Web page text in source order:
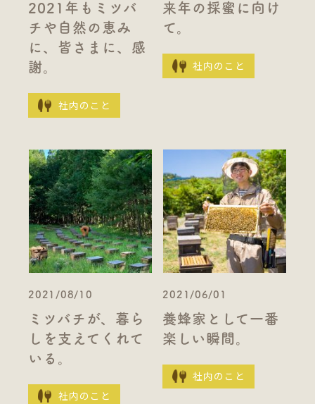
2021年もミツバ
チや自然の恵み
に、皆さまに、感
謝。
社内のこと
来年の採蜜に向け
て。
社内のこと
2021/08/10
ミツバチが、暮ら
しを支えてくれて
いる。
社内のこと
2021/06/01
養蜂家として一番
楽しい瞬間。
社内のこと